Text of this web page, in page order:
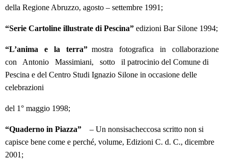
della Regione Abruzzo, agosto – settembre 1991;
“Serie Cartoline illustrate di Pescina” edizioni Bar Silone 1994;
“L’anima e la terra” mostra fotografica in collaborazione
con Antonio Massimiani, sotto il patrocinio del Comune di
Pescina e del Centro Studi Ignazio Silone in occasione delle
celebrazioni
del 1° maggio 1998;
“Quaderno in Piazza” – Un nonsisacheccosa scritto non si
capisce bene come e perché, volume, Edizioni C. d. C., dicembre
2001;